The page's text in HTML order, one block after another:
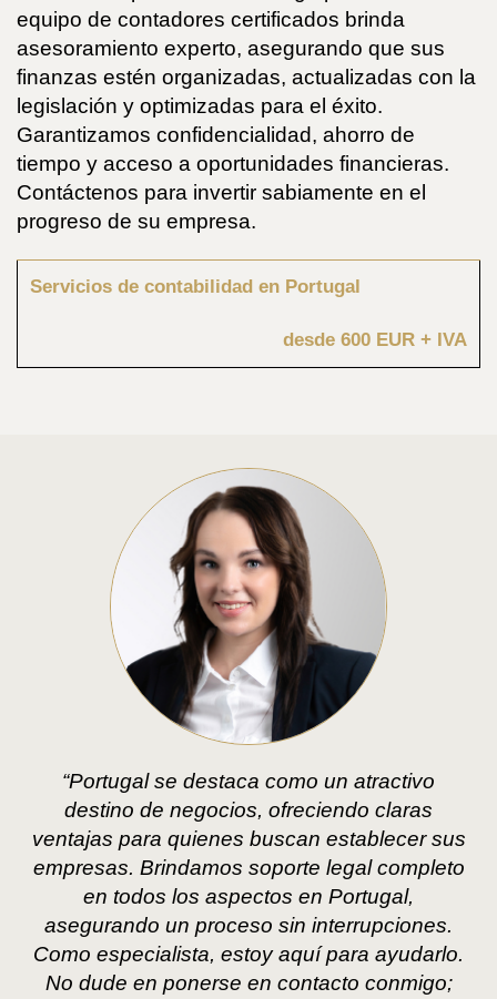
equipo de contadores certificados brinda
asesoramiento experto, asegurando que sus
finanzas estén organizadas, actualizadas con la
legislación y optimizadas para el éxito.
Garantizamos confidencialidad, ahorro de
tiempo y acceso a oportunidades financieras.
Contáctenos para invertir sabiamente en el
progreso de su empresa.
Servicios de contabilidad en Portugal
desde 600 EUR + IVA
“Portugal se destaca como un atractivo
destino de negocios, ofreciendo claras
ventajas para quienes buscan establecer sus
empresas. Brindamos soporte legal completo
en todos los aspectos en Portugal,
asegurando un proceso sin interrupciones.
Como especialista, estoy aquí para ayudarlo.
No dude en ponerse en contacto conmigo;